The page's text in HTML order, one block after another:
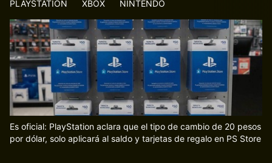
PLAYSTATION XBOX NINTENDO
Es oficial: PlayStation aclara que el tipo de cambio de 20 pesos
por dólar, solo aplicará al saldo y tarjetas de regalo en PS Store